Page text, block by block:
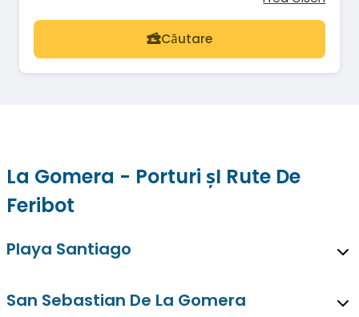
Căutare
La Gomera - Porturi șI Rute De
Feribot
Playa Santiago
San Sebastian De La Gomera